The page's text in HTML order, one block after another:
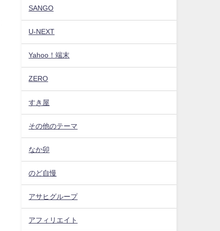
SANGO
U-NEXT
Yahoo！端末
ZERO
すき屋
その他のテーマ
なか卯
のど自慢
アサヒグループ
アフィリエイト